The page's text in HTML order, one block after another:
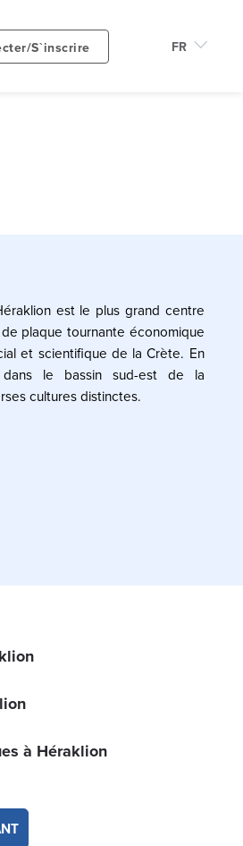
S`inscrire
est le plus grand centre
plaque tournante économique
et scientifique de la Crète. En
le bassin sud-est de la
cultures distinctes.
à Héraklion